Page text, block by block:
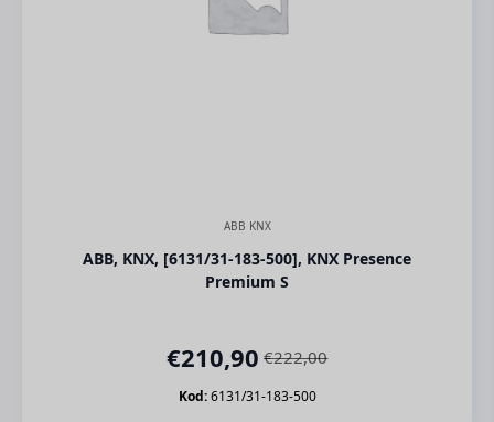
ABB KNX
ABB, KNX, [6131/31-183-500], KNX Presence
Premium S
€222,00
Orijinal
fiyat:
€210,90Şu
andaki
Kod:6131/31-183-500